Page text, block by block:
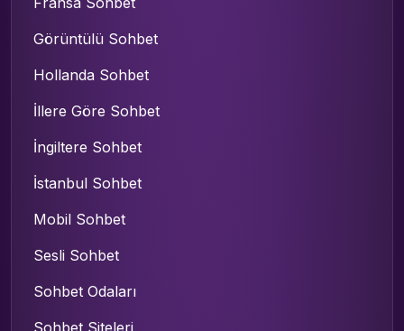
Görüntülü Sohbet
Hollanda Sohbet
İllere Göre Sohbet
İngiltere Sohbet
İstanbul Sohbet
Mobil Sohbet
Sesli Sohbet
Sohbet Odaları
Sohbet Siteleri